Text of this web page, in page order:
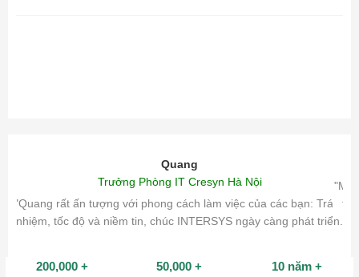
Quang
Trưởng Phòng IT Cresyn Hà Nội
"Quang rất ấn tượng với phong cách làm việc của các bạn: Trách
nhiệm, tốc độ và niềm tin, chúc INTERSYS ngày càng phát triển.
200,000 + 50,000 + 10 năm +